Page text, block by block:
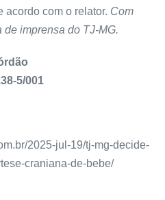
acordo com o relator. Com
imprensa do TJ-MG.
5/001
2025-jul-19/tj-mg-decide-
craniana-de-bebe/